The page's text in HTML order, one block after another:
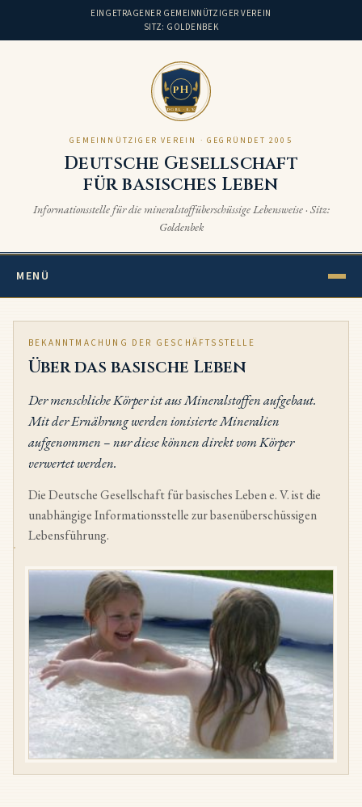
EINGETRAGENER GEMEINNÜTZIGER VEREIN
SITZ: GOLDENBEK
pH
DGBL · E.V.
GEMEINNÜTZIGER VEREIN · GEGRÜNDET 2005
Deutsche Gesellschaft
für basisches Leben
Informationsstelle für die mineralstoffüberschüssige Lebensweise · Sitz:
Goldenbek
MENÜ
BEKANNTMACHUNG DER GESCHÄFTSSTELLE
Über das basische Leben
Der menschliche Körper ist aus Mineralstoffen aufgebaut.
Mit der Ernährung werden ionisierte Mineralien
aufgenommen – nur diese können direkt vom Körper
verwertet werden.
Die Deutsche Gesellschaft für basisches Leben e. V. ist die
unabhängige Informationsstelle zur basenüberschüssigen
Lebensführung.